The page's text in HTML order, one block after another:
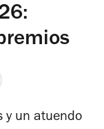
y un atuendo